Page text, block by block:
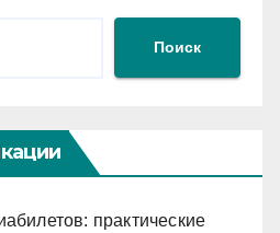
Поиск
практические